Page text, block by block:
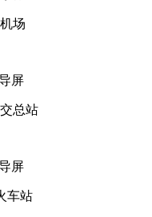
场
总站
车站